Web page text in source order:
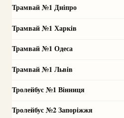
Трамвай №1 Дніпро
Трамвай №1 Харків
Трамвай №1 Одеса
Трамвай №1 Львів
Тролейбус №1 Вінниця
Тролейбус №2 Запоріжжя